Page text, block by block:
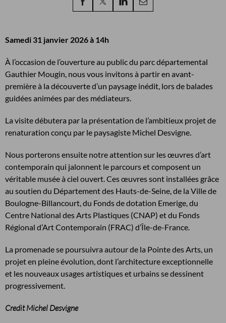
Samedi 31 janvier 2026 à 14h
À l’occasion de l’ouverture au public du parc départemental
Gauthier Mougin, nous vous invitons à partir en avant-
première à la découverte d’un paysage inédit, lors de balades
guidées animées par des médiateurs.
La visite débutera par la présentation de l’ambitieux projet de
renaturation conçu par le paysagiste Michel Desvigne.
Nous porterons ensuite notre attention sur les œuvres d’art
contemporain qui jalonnent le parcours et composent un
véritable musée à ciel ouvert. Ces œuvres sont installées grâce
au soutien du Département des Hauts-de-Seine, de la Ville de
Boulogne-Billancourt, du Fonds de dotation Emerige, du
Centre National des Arts Plastiques (CNAP) et du Fonds
Régional d’Art Contemporain (FRAC) d’Île-de-France.
La promenade se poursuivra autour de la Pointe des Arts, un
projet en pleine évolution, dont l’architecture exceptionnelle
et les nouveaux usages artistiques et urbains se dessinent
progressivement.
Credit Michel Desvigne